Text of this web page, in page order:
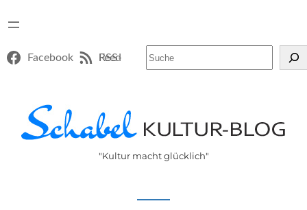
Facebook RSS-Feed
"Kultur macht glücklich"